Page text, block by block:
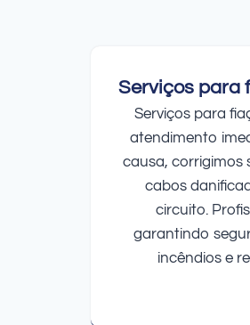
Serviços para
Serviços para
atendimento
causa, corrigimos
cabos
circuito.
garantindo
incêndios e